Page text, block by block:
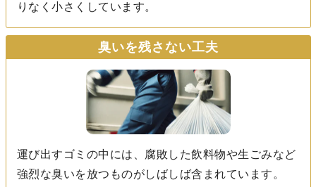
りなく小さくしています。
臭いを残さない工夫
運び出すゴミの中には、腐敗した飲料物や生ごみなど
強烈な臭いを放つものがしばしば含まれています。